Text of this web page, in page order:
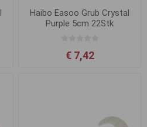
Haibo Easoo Grub Crystal
Purple 5cm 22Stk
€ 7,42